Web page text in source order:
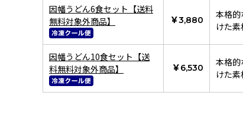
因幡うどん6食セット【送料
無料対象外商品】
￥3,880
本格的
けた
因幡うどん10食セット【送
料無料対象外商品】
￥6,530
本格的
けた